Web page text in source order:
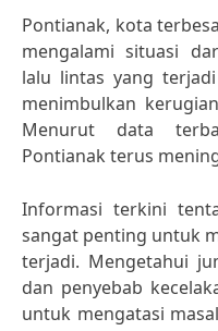
Pontianak, kota
mengalami situasi
lalu lintas yang
menimbulkan
Menurut data
Pontianak terus
Informasi terkini
sangat penting untuk
terjadi. Mengetahui
dan penyebab
untuk mengatasi